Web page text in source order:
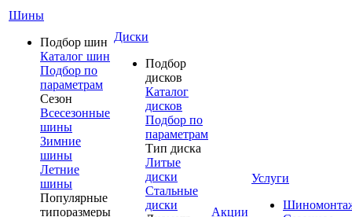
Шины
Подбор шин
Каталог шин
Подбор по
параметрам
Сезон
Всесезонные
шины
Зимние
шины
Летние
шины
Популярные
типоразмеры
Диски
Подбор
дисков
Каталог
дисков
Подбор по
параметрам
Тип диска
Литые
диски
Стальные
диски
Акции
Услуги